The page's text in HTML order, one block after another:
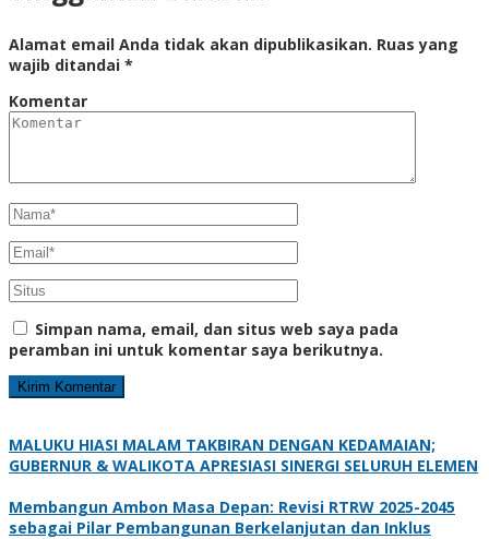
Alamat email Anda tidak akan dipublikasikan. Ruas yang
wajib ditandai *
Komentar
Simpan nama, email, dan situs web saya pada
peramban ini untuk komentar saya berikutnya.
MALUKU HIASI MALAM TAKBIRAN DENGAN KEDAMAIAN;
GUBERNUR & WALIKOTA APRESIASI SINERGI SELURUH ELEMEN
Membangun Ambon Masa Depan: Revisi RTRW 2025-2045
sebagai Pilar Pembangunan Berkelanjutan dan Inklus